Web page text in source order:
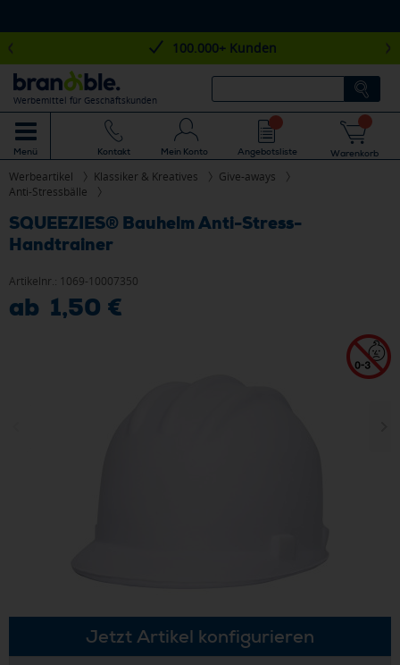
100.000+ Kunden
Werbemittel für Geschäftskunden
Menü Kontakt Mein Konto Angebotsliste Warenkorb
Werbeartikel Klassiker & Kreatives
Give-aways
Anti-Stressbälle
SQUEEZIES® Bauhelm Anti-Stress-
Handtrainer
Artikelnr.: 1069-10007350
ab 1,50 €
Jetzt Artikel konfigurieren